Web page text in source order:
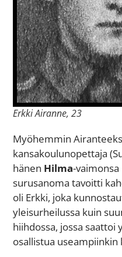
Erkki Airanne, 23
Myöhemmin
kansakoulunopettaja
hänen Hilma-
surusanoma tavoitti
oli Erkki, joka
yleisurheilussa kuin
hiihdossa, jossa saattoi
osallistua useampiinkin